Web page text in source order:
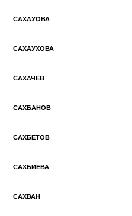
САХАУОВА
САХАУХОВА
САХАЧЕВ
САХБАНОВ
САХБЕТОВ
САХБИЕВА
САХВАН